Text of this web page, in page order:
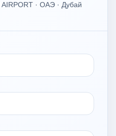
· ОАЭ · Дубай